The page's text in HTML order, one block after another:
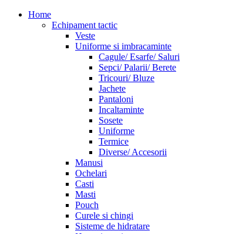
Home
Echipament tactic
Veste
Uniforme si imbracaminte
Cagule/ Esarfe/ Saluri
Sepci/ Palarii/ Berete
Tricouri/ Bluze
Jachete
Pantaloni
Incaltaminte
Sosete
Uniforme
Termice
Diverse/ Accesorii
Manusi
Ochelari
Casti
Masti
Pouch
Curele si chingi
Sisteme de hidratare